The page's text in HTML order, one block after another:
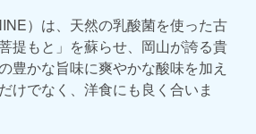
）は、天然の乳酸菌を使った古
提もと」を蘇らせ、岡山が誇る貴
豊かな旨味に爽やかな酸味を加え
けでなく、洋食にも良く合いま